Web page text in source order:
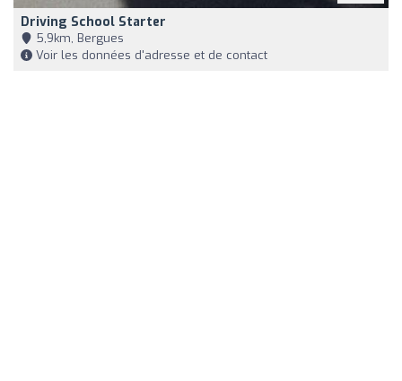
Driving School Starter
5,9km, Bergues
Voir les données d'adresse et de contact